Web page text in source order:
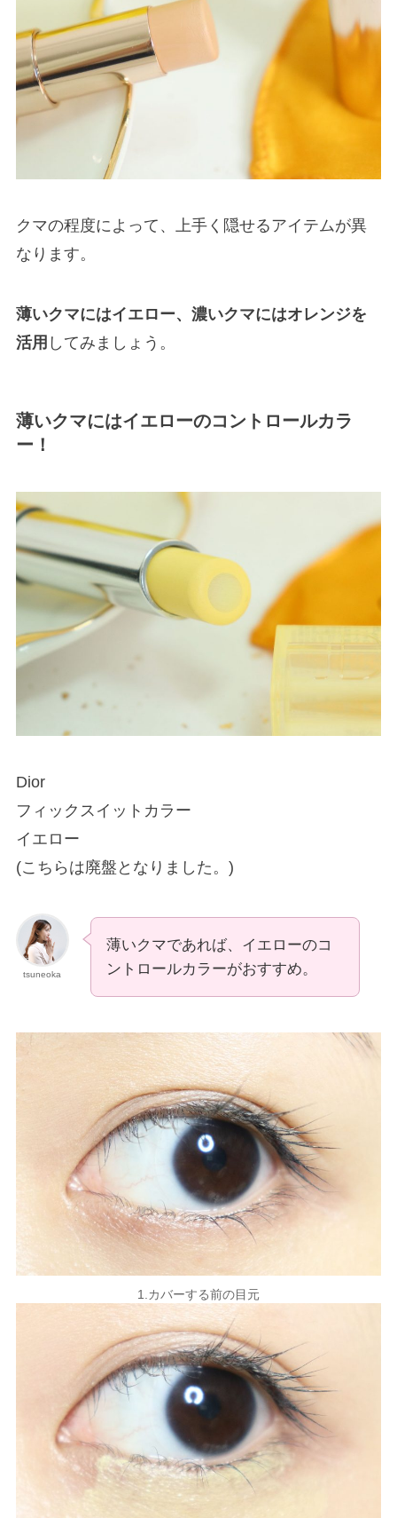
クマの程度によって、上手く隠せるアイテムが異
なります。
薄いクマにはイエロー、濃いクマにはオレンジを
活用 してみましょう。
薄いクマにはイエローのコントロールカラ
ー！
Dior
フィックスイットカラー
イエロー
(こちらは廃盤となりました。)
tsuneoka
薄いクマであれば、イエローのコ
ントロールカラーがおすすめ。
1.カバーする前の目元